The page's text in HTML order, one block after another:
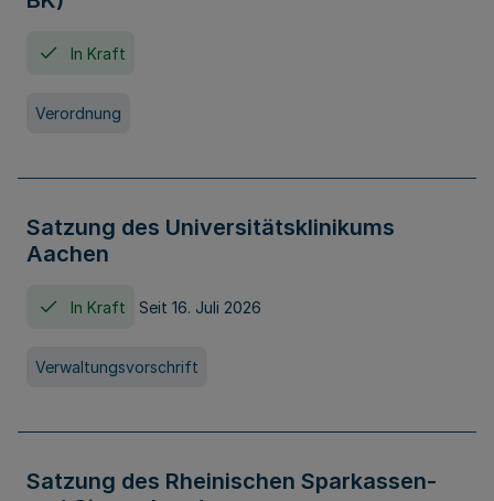
In Kraft
Verordnung
Satzung des Universitätsklinikums
Aachen
In Kraft Seit 16. Juli 2026
Verwaltungsvorschrift
Satzung des Rheinischen Sparkassen-